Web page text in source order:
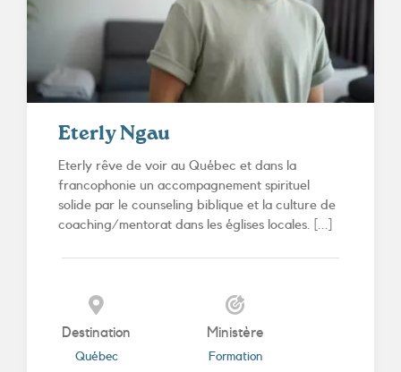
Eterly Ngau
Eterly rêve de voir au Québec et dans la
francophonie un accompagnement spirituel
solide par le counseling biblique et la culture de
coaching/mentorat dans les églises locales. [...]
Destination
Québec
Ministère
Formation